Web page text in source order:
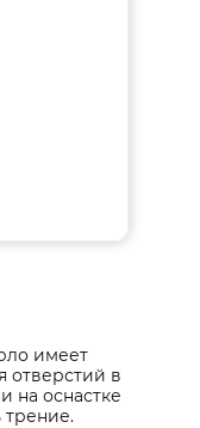
имеет
отверстий в
на оснастке
трение.